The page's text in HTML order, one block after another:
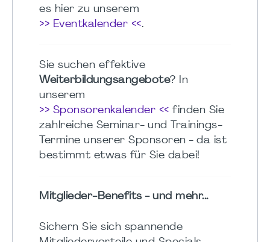
es hier zu unserem
>> Eventkalender <<.
Sie suchen effektive
Weiterbildungsangebote? In
unserem
>> Sponsorenkalender << finden Sie
zahlreiche Seminar- und Trainings-
Termine unserer Sponsoren - da ist
bestimmt etwas für Sie dabei!
Mitglieder-Benefits - und mehr...
Sichern Sie sich spannende